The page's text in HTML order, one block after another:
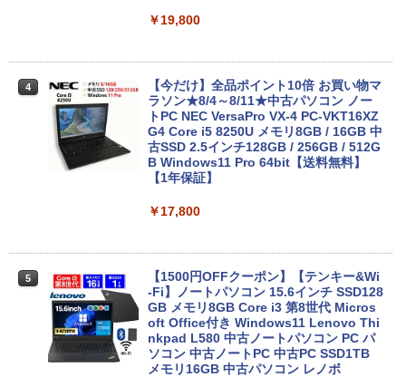
￥19,800
4
【今だけ】全品ポイント10倍 お買い物マ
ラソン★8/4～8/11★中古パソコン ノー
トPC NEC VersaPro VX-4 PC-VKT16XZ
G4 Core i5 8250U メモリ8GB / 16GB 中
古SSD 2.5インチ128GB / 256GB / 512G
B Windows11 Pro 64bit【送料無料】
【1年保証】
￥17,800
5
【1500円OFFクーポン】【テンキー&Wi
-Fi】ノートパソコン 15.6インチ SSD128
GB メモリ8GB Core i3 第8世代 Micros
oft Office付き Windows11 Lenovo Thi
nkpad L580 中古ノートパソコン PC パ
ソコン 中古ノートPC 中古PC SSD1TB
メモリ16GB 中古パソコン レノボ